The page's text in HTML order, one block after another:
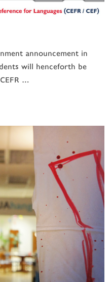
announcement in
will henceforth be
...